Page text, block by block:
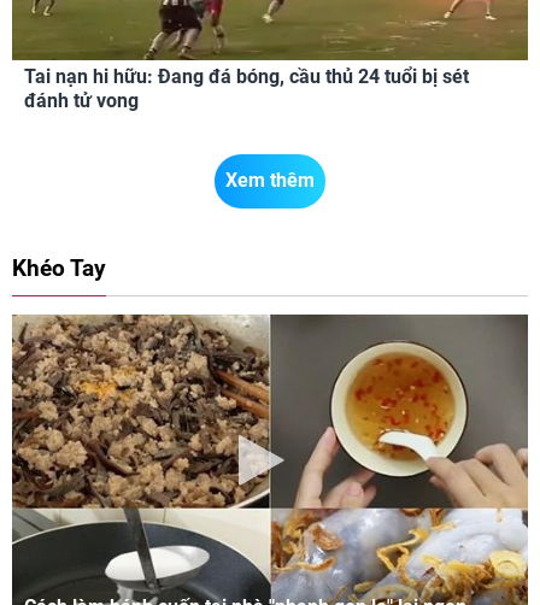
Tai nạn hi hữu: Đang đá bóng, cầu thủ 24 tuổi bị sét
đánh tử vong
Xem thêm
Khéo Tay